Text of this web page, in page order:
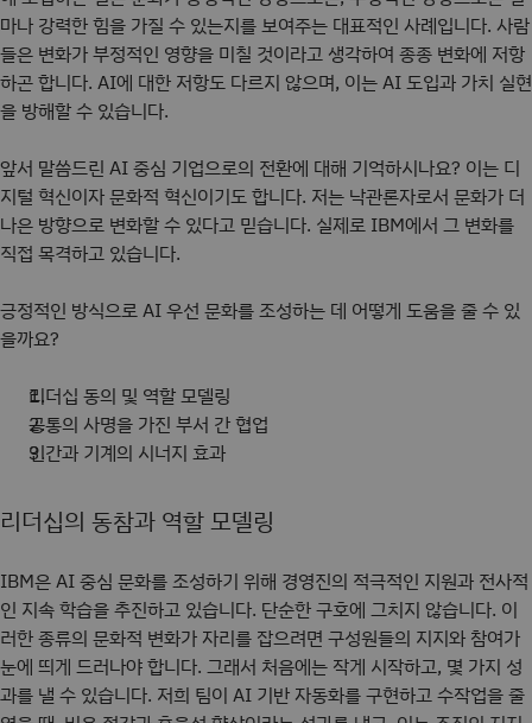
마나 강력한 힘을 가질 수 있는지를 보여주는 대표적인 사례입니다. 사람
들은 변화가 부정적인 영향을 미칠 것이라고 생각하여 종종 변화에 저항
하곤 합니다. AI에 대한 저항도 다르지 않으며, 이는 AI 도입과 가치 실현
을 방해할 수 있습니다.
앞서 말씀드린 AI 중심 기업으로의 전환에 대해 기억하시나요? 이는 디
지털 혁신이자 문화적 혁신이기도 합니다. 저는 낙관론자로서 문화가 더
나은 방향으로 변화할 수 있다고 믿습니다. 실제로 IBM에서 그 변화를
직접 목격하고 있습니다.
긍정적인 방식으로 AI 우선 문화를 조성하는 데 어떻게 도움을 줄 수 있
을까요?
리더십 동의 및 역할 모델링
공통의 사명을 가진 부서 간 협업
인간과 기계의 시너지 효과
리더십의 동참과 역할 모델링
IBM은 AI 중심 문화를 조성하기 위해 경영진의 적극적인 지원과 전사적
인 지속 학습을 추진하고 있습니다. 단순한 구호에 그치지 않습니다. 이
러한 종류의 문화적 변화가 자리를 잡으려면 구성원들의 지지와 참여가
눈에 띄게 드러나야 합니다. 그래서 처음에는 작게 시작하고, 몇 가지 성
과를 낼 수 있습니다. 저희 팀이 AI 기반 자동화를 구현하고 수작업을 줄